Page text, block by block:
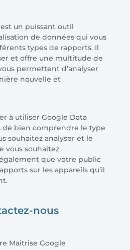
un puissant outil
de données qui vous
types de rapports. Il
et offre une multitude de
permettent d’analyser
nouvelle et
à utiliser Google Data
de bien comprendre le type
souhaitez analyser et le
vous souhaitez
que votre public
sur les appareils qu’il
nous
Maitrise Google